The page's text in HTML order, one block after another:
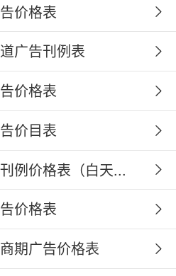
价格表
广告刊例表
价格表
价目表
例价格表（白天...
价格表
期广告价格表